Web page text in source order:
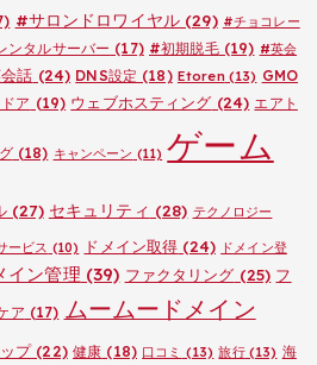
#サロンドロワイヤル(29) #チョコレー
ンタルサーバー (17) #初期脱毛(19) #英会
話 (24) DNS設定 (18) Etoren(13) GMO
ア (19) ウェブホスティング (24) エアト
(18) キャンペーン (11) ゲーム
(27) セキュリティ (28) テクノロジー
ービス (10) ドメイン取得 (24) ドメイン登
イン管理 (39) ファクタリング (25) フ
ア (17) ムームードメイン
プ(22) 健康 (18) 口コミ (13) 旅行(13) 海